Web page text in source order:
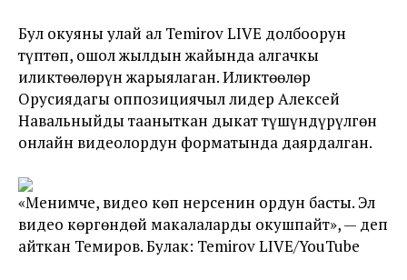
Бул окуяны улай ал Temirov LIVE долбоорун
түптөп, ошол жылдын жайында алгачкы
иликтөөлөрүн жарыялаган. Иликтөөлөр
Орусиядагы оппозициячыл лидер Алексей
Навальныйды тааныткан дыкат түшүндүрүлгөн
онлайн видеолордун форматында даярдалган.
«Менимче, видео көп нерсенин ордун басты. Эл
видео көргөндөй макалаларды окушпайт», — деп
айткан Темиров. Булак: Temirov LIVE/YouTube